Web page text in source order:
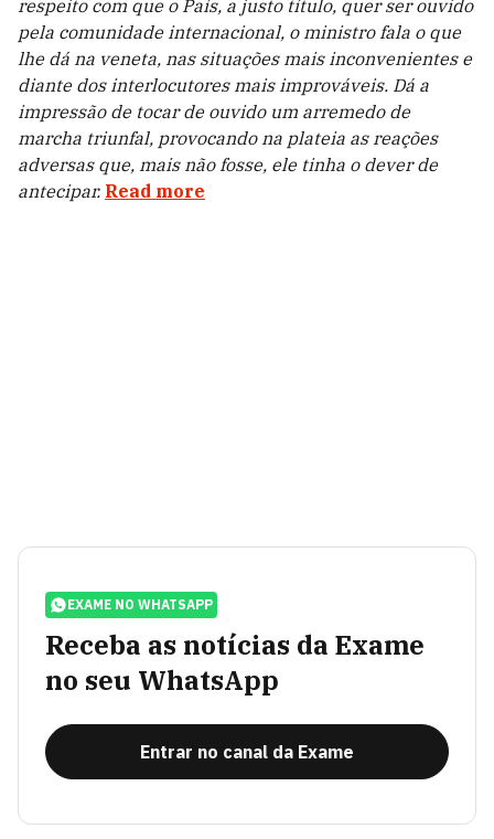
respeito com que o País, a justo título, quer ser ouvido
pela comunidade internacional, o ministro fala o que
lhe dá na veneta, nas situações mais inconvenientes e
diante dos interlocutores mais improváveis. Dá a
impressão de tocar de ouvido um arremedo de
marcha triunfal, provocando na plateia as reações
adversas que, mais não fosse, ele tinha o dever de
antecipar. Read more
EXAME NO WHATSAPP
Receba as notícias da Exame
no seu WhatsApp
Entrar no canal da Exame